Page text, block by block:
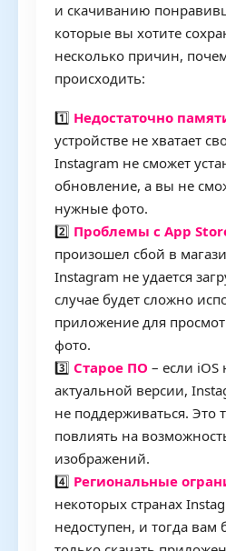
и скачиванию
которые вы хотите
несколько причин,
происходить:
1️⃣ Недостаточно
устройстве не хватает
Instagram не сможет
обновление, а вы не
нужные фото.
2️⃣ Проблемы с App
произошел сбой в
Instagram не удается
случае будет сложно
приложение для
фото.
3️⃣ Старое ПО – если
актуальной версии,
не поддерживаться. Это
повлиять на
изображений.
4️⃣ Региональные
некоторых странах
недоступен, и тогда вам